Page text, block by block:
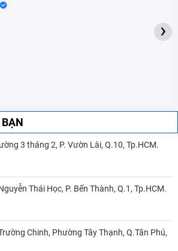
›
3 tháng 2, P. Vườn Lài, Q.10, Tp.HCM.
Thái Học, P. Bến Thành, Q.1, Tp.HCM.
Chinh, Phường Tây Thạnh, Q.Tân Phú,